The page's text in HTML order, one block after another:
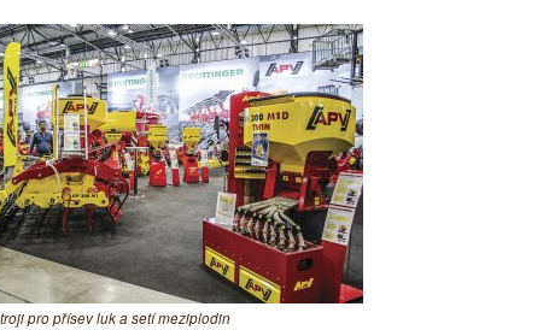
pro přísev luk a setí meziplodin